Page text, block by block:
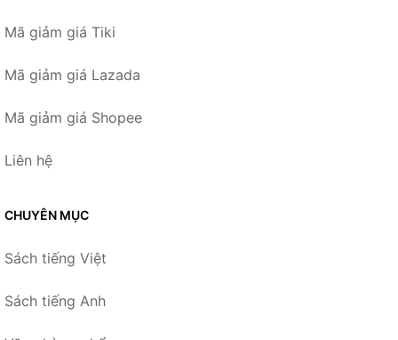
Mã giảm giá Tiki
Mã giảm giá Lazada
Mã giảm giá Shopee
Liên hệ
CHUYÊN MỤC
Sách tiếng Việt
Sách tiếng Anh